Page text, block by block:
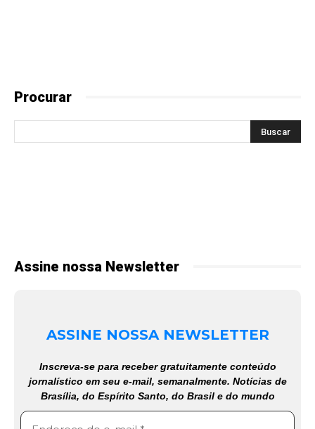
Procurar
Assine nossa Newsletter
ASSINE NOSSA NEWSLETTER
Inscreva-se para receber gratuitamente conteúdo
jornalístico em seu e-mail, semanalmente. Notícias de
Brasília, do Espírito Santo, do Brasil e do mundo